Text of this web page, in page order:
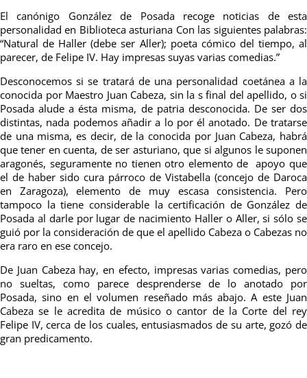
El canónigo González de Posada recoge noticias de esta
personalidad en Biblioteca asturiana Con las siguientes palabras:
“Natural de Haller (debe ser Aller); poeta cómico del tiempo, al
parecer, de Felipe IV. Hay impresas suyas varias comedias.”
Desconocemos si se tratará de una personalidad coetánea a la
conocida por Maestro Juan Cabeza, sin la s final del apellido, o si
Posada alude a ésta misma, de patria desconocida. De ser dos
distintas, nada podemos añadir a lo por él anotado. De tratarse
de una misma, es decir, de la conocida por Juan Cabeza, habrá
que tener en cuenta, de ser asturiano, que si algunos le suponen
aragonés, seguramente no tienen otro elemento de apoyo que
el de haber sido cura párroco de Vistabella (concejo de Daroca
en Zaragoza), elemento de muy escasa consistencia. Pero
tampoco la tiene considerable la certificación de González de
Posada al darle por lugar de nacimiento Haller o Aller, si sólo se
guió por la consideración de que el apellido Cabeza o Cabezas no
era raro en ese concejo.
De Juan Cabeza hay, en efecto, impresas varias comedias, pero
no sueltas, como parece desprenderse de lo anotado por
Posada, sino en el volumen reseñado más abajo. A este Juan
Cabeza se le acredita de músico o cantor de la Corte del rey
Felipe IV, cerca de los cuales, entusiasmados de su arte, gozó de
gran predicamento.